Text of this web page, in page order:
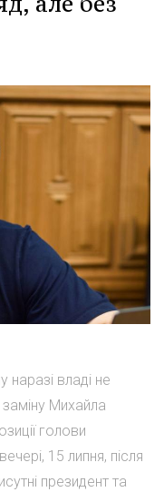
наразі владі не
Михайла
голови
15 липня, після
президент та